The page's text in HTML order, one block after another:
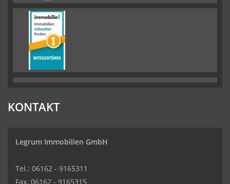
KONTAKT
Legrum Immobilien GmbH
Tel.: 06162 - 9165311
Fax. 06162 - 9165315